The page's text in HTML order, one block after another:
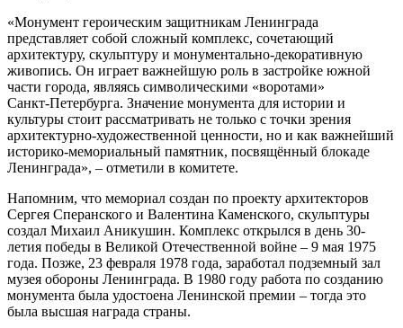
«Монумент героическим защитникам Ленинграда
представляет собой сложный комплекс, сочетающий
архитектуру, скульптуру и монументально-декоративную
живопись. Он играет важнейшую роль в застройке южной
части города, являясь символическими «воротами»
Санкт‑Петербурга. Значение монумента для истории и
культуры стоит рассматривать не только с точки зрения
архитектурно-художественной ценности, но и как важнейший
историко-мемориальный памятник, посвящённый блокаде
Ленинграда», – отметили в комитете.
Напомним, что мемориал создан по проекту архитекторов
Сергея Сперанского и Валентина Каменского, скульптуры
создал Михаил Аникушин. Комплекс открылся в день 30-
летия победы в Великой Отечественной войне – 9 мая 1975
года. Позже, 23 февраля 1978 года, заработал подземный зал
музея обороны Ленинграда. В 1980 году работа по созданию
монумента была удостоена Ленинской премии – тогда это
была высшая награда страны.